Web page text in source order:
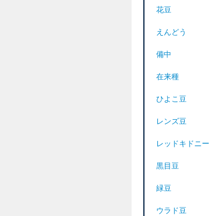
花豆
えんどう
備中
在来種
ひよこ豆
レンズ豆
レッドキドニー
黒目豆
緑豆
ウラド豆